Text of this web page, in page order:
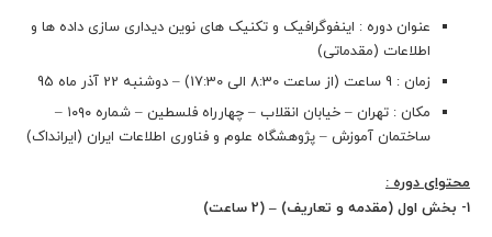
عنوان دوره : اینفوگرافیک و تکنیک های نوین دیداری سازی داده ها و
اطلاعات (مقدماتی)
زمان : 9 ساعت (از ساعت 8:30 الی 17:30) – دوشنبه 22 آذر ماه 95
مکان : تهران – خيابان انقلاب – چهارراه فلسطين – شماره ۱۰۹۰ –
ساختمان آموزش – پژوهشگاه علوم و فناوری اطلاعات ایران (ایرانداک)
محتوای دوره :
1- بخش اول (مقدمه و تعاریف) – (2 ساعت)